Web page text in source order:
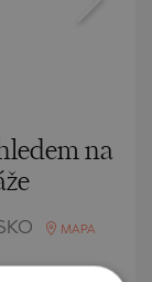
na
MAPA